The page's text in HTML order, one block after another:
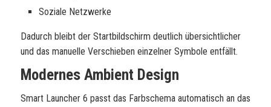
Soziale Netzwerke
Dadurch bleibt der Startbildschirm deutlich übersichtlicher
und das manuelle Verschieben einzelner Symbole entfällt.
Modernes Ambient Design
Smart Launcher 6 passt das Farbschema automatisch an das